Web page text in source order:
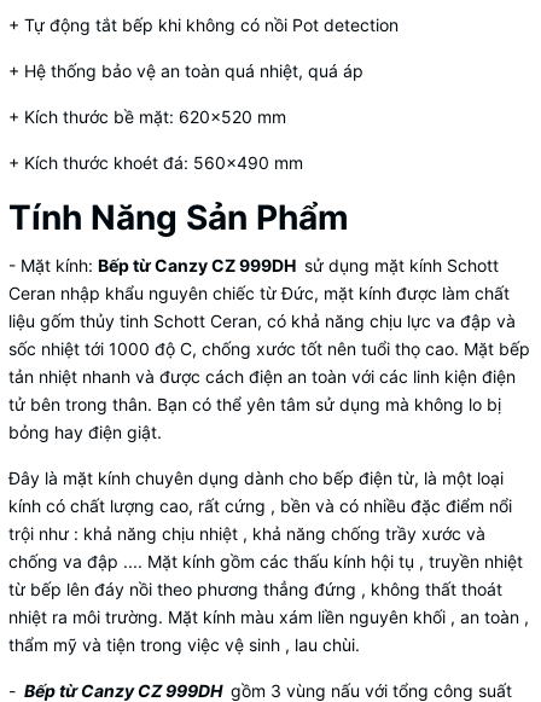
+ Tự động tắt bếp khi không có nồi Pot detection
+ Hệ thống bảo vệ an toàn quá nhiệt, quá áp
+ Kích thước bề mặt: 620x520 mm
+ Kích thước khoét đá: 560x490 mm
Tính Năng Sản Phẩm
- Mặt kính: Bếp từ Canzy CZ 999DH sử dụng mặt kính Schott
Ceran nhập khẩu nguyên chiếc từ Đức, mặt kính được làm chất
liệu gốm thủy tinh Schott Ceran, có khả năng chịu lực va đập và
sốc nhiệt tới 1000 độ C, chống xước tốt nên tuổi thọ cao. Mặt bếp
tản nhiệt nhanh và được cách điện an toàn với các linh kiện điện
tử bên trong thân. Bạn có thể yên tâm sử dụng mà không lo bị
bỏng hay điện giật.
Đây là mặt kính chuyên dụng dành cho bếp điện từ, là một loại
kính có chất lượng cao, rất cứng , bền và có nhiều đặc điểm nổi
trội như : khả năng chịu nhiệt , khả năng chống trầy xước và
chống va đập .... Mặt kính gồm các thấu kính hội tụ , truyền nhiệt
từ bếp lên đáy nồi theo phương thẳng đứng , không thất thoát
nhiệt ra môi trường. Mặt kính màu xám liền nguyên khối , an toàn ,
thẩm mỹ và tiện trong việc vệ sinh , lau chùi.
- Bếp từ Canzy CZ 999DH gồm 3 vùng nấu với tổng công suất